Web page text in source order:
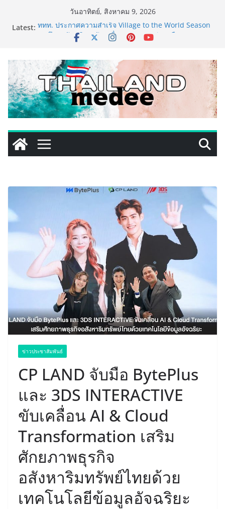
วันอาทิตย์, สิงหาคม 9, 2026
Latest: ททท. ประกาศความสำเร็จ Village to the World Season
5 ผนึก 9 พันธมิตร ขับเคลื่อน ESG Tourism สืบสานพระ
เหิงลี่ แมนูแฟคเจอริ่ง เทคโนโลยี (ไทยแลนด์) เปิดโรงงาน
แห่งใหม่ในชลบุรี เดินหน้าขยายฐานการผลิตสู่เอเชียตะวัน
ออกเฉียงใต้ เสริมแกร่งยุทธศาสตร์ระดับโลก
LORDNINE จัดศึกคนดังสายเกม ไทย ปะทะ ฟิลิปปินส์ ใน
“Rise of the Tenth Lord” เปิดสงครามกิลด์ข้ามประเทศ
ฉลองเซิร์ฟเวอร์ใหม่ เฮเลนา
PIPPER STANDARD® เปิดตัวแชมพูอาบน้ำ และ โฟมอาบ
แห้งสัตว์เลี้ยง ชูนวัตกรรมพลังธรรมชาติ “Zero-Residue”
เลียขนได้ ปลอดภัย ไร้สารตกค้าง
เริ่มแล้ว! อ.ต.ก.แฟร์ 4 ภาค @ภาคกลาง “มนต์เสน่ห์เกษตร
ไทย สู่ใจกลางมหานคร” ชวนชิม ช้อป สินค้าเกษตร
ข่าวประชาสัมพันธ์
CP LAND จับมือ BytePlus
และ 3DS INTERACTIVE
ขับเคลื่อน AI & Cloud
Transformation เสริม
ศักยภาพธุรกิจ
อสังหาริมทรัพย์ไทยด้วย
เทคโนโลยีข้อมูลอัจฉริยะ